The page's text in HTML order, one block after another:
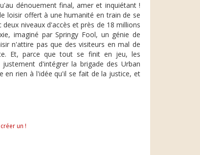
dénouement final, amer et inquiétant !
loisir offert à une humanité en train de se
niveaux d'accès et près de 18 millions
imaginé par Springy Fool, un génie de
n'attire pas que des visiteurs en mal de
Et, parce que tout se finit en jeu, les
d'intégrer la brigade des Urban
en rien à l'idée qu'il se fait de la justice, et
un !